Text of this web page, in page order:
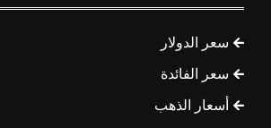
سعر الدولار
سعر الفائدة
أسعار الذهب